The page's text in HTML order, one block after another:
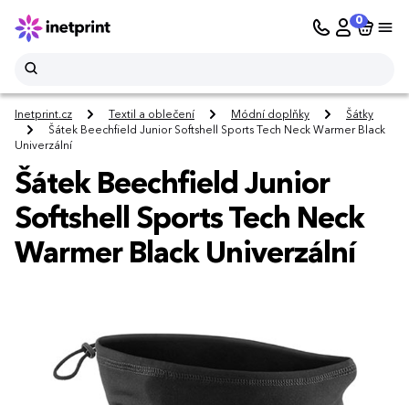
0
Inetprint.cz Textil a oblečení Módní doplňky
Šátky
Šátek Beechfield Junior Softshell Sports Tech Neck Warmer Black
Univerzální
Šátek Beechfield Junior
Softshell Sports Tech Neck
Warmer Black Univerzální